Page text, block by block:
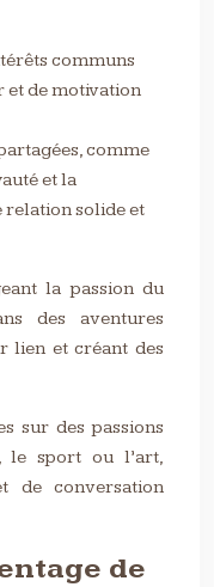
communs
et de motivation
comme
et la
relation solide et
la passion du
des aventures
lien et créant des
sur des passions
le sport ou l’art,
de conversation
de